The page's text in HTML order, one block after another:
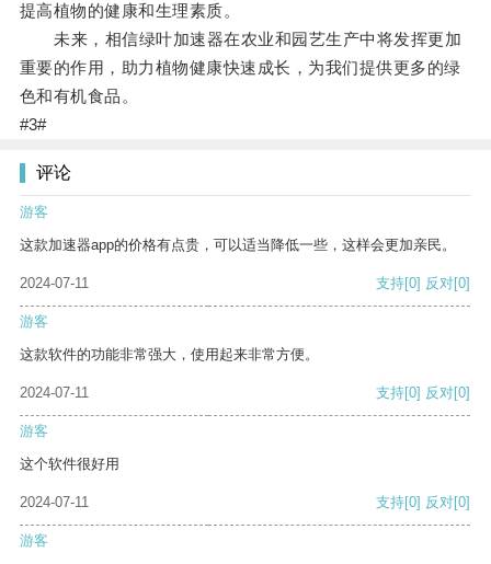
提高植物的健康和生理素质。
未来，相信绿叶加速器在农业和园艺生产中将发挥更加
重要的作用，助力植物健康快速成长，为我们提供更多的绿
色和有机食品。
#3#
评论
游客
这款加速器app的价格有点贵，可以适当降低一些，这样会更加亲民。
2024-07-11 支持[0] 反对[0]
游客
这款软件的功能非常强大，使用起来非常方便。
2024-07-11 支持[0] 反对[0]
游客
这个软件很好用
2024-07-11 支持[0] 反对[0]
游客